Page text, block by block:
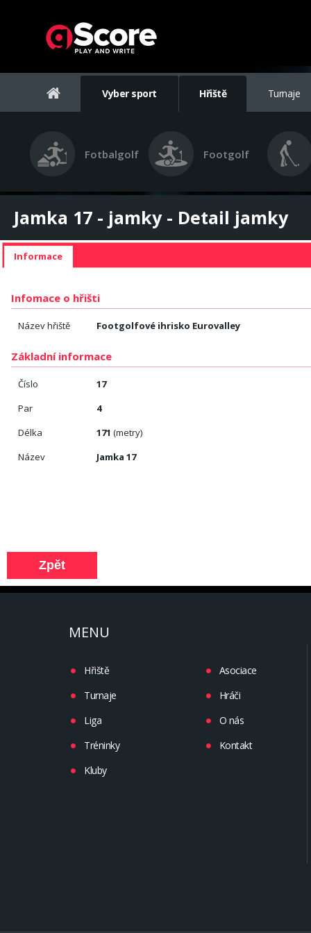
Vyber sport Hřiště Turnaje
Fotbalgolf Footgolf
Jamka 17 - jamky - Detail jamky
Informace
Infomace o hřišti
Název hřiště Footgolfové ihrisko Eurovalley
Základní informace
Číslo
17
Par
4
Délka
171 (metry)
Název
Jamka 17
MENU
Hřiště
Turnaje
Liga
Tréninky
Kluby
Asociace
Hráči
O nás
Kontakt